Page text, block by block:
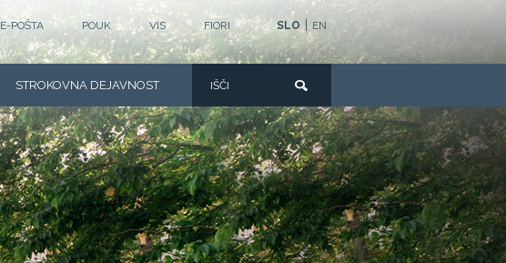
SLO EN
E-POŠTA POUK VIS FIORI
STROKOVNA DEJAVNOST